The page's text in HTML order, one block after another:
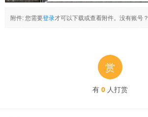
附件:您需要登录才可以下载或查看附件。没有账号？
赏
有 0 人打赏